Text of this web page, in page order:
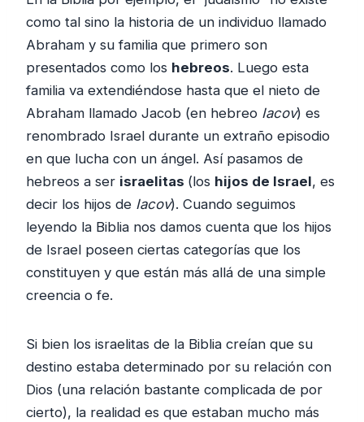
como tal sino la historia de un individuo llamado
Abraham y su familia que primero son
presentados como los hebreos. Luego esta
familia va extendiéndose hasta que el nieto de
Abraham llamado Jacob (en hebreo Iacov) es
renombrado Israel durante un extraño episodio
en que lucha con un ángel. Así pasamos de
hebreos a ser israelitas (los hijos de Israel, es
decir los hijos de Iacov). Cuando seguimos
leyendo la Biblia nos damos cuenta que los hijos
de Israel poseen ciertas categorías que los
constituyen y que están más allá de una simple
creencia o fe.
Si bien los israelitas de la Biblia creían que su
destino estaba determinado por su relación con
Dios (una relación bastante complicada de por
cierto), la realidad es que estaban mucho más